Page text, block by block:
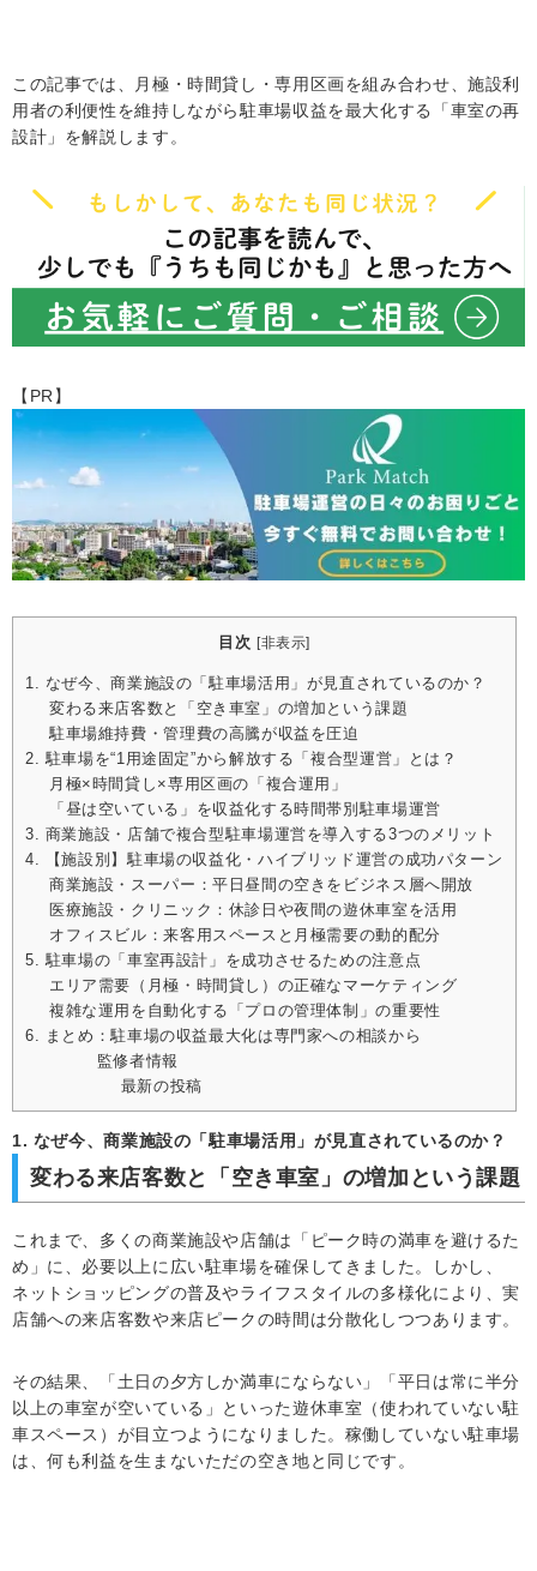
この記事では、月極・時間貸し・専用区画を組み合わせ、施設利
用者の利便性を維持しながら駐車場収益を最大化する「車室の再
設計」を解説します。
【PR】
目次 [非表示]
1. なぜ今、商業施設の「駐車場活用」が見直されているのか？
変わる来店客数と「空き車室」の増加という課題
駐車場維持費・管理費の高騰が収益を圧迫
2. 駐車場を“1用途固定”から解放する「複合型運営」とは？
月極×時間貸し×専用区画の「複合運用」
「昼は空いている」を収益化する時間帯別駐車場運営
3. 商業施設・店舗で複合型駐車場運営を導入する3つのメリット
4. 【施設別】駐車場の収益化・ハイブリッド運営の成功パターン
商業施設・スーパー：平日昼間の空きをビジネス層へ開放
医療施設・クリニック：休診日や夜間の遊休車室を活用
オフィスビル：来客用スペースと月極需要の動的配分
5. 駐車場の「車室再設計」を成功させるための注意点
エリア需要（月極・時間貸し）の正確なマーケティング
複雑な運用を自動化する「プロの管理体制」の重要性
6. まとめ：駐車場の収益最大化は専門家への相談から
監修者情報
最新の投稿
1. なぜ今、商業施設の「駐車場活用」が見直されているのか？
変わる来店客数と「空き車室」の増加という課題
これまで、多くの商業施設や店舗は「ピーク時の満車を避けるた
め」に、必要以上に広い駐車場を確保してきました。しかし、
ネットショッピングの普及やライフスタイルの多様化により、実
店舗への来店客数や来店ピークの時間は分散化しつつあります。
その結果、「土日の夕方しか満車にならない」「平日は常に半分
以上の車室が空いている」といった遊休車室（使われていない駐
車スペース）が目立つようになりました。稼働していない駐車場
は、何も利益を生まないただの空き地と同じです。